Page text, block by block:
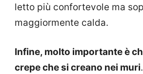
letto più confortevole ma
maggiormente calda.
Infine, molto importante è
crepe che si creano nei muri